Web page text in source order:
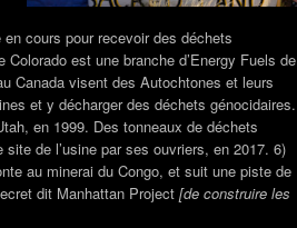
cours pour recevoir des déchets
Colorado est une branche d’Energy Fuels de
Canada visent des Autochtones et leurs
et y décharger des déchets génocidaires.
en 1999. Des tonneaux de déchets
de l’usine par ses ouvriers, en 2017. 6)
au minerai du Congo, et suit une piste de
dit Manhattan Project [de construire les